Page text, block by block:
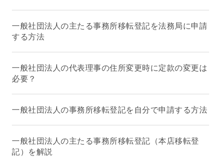
一般社団法人の主たる事務所移転登記を法務局に申請
する方法
一般社団法人の代表理事の住所変更時に定款の変更は
必要？
一般社団法人の事務所移転登記を自分で申請する方法
一般社団法人の主たる事務所移転登記（本店移転登
記）を解説